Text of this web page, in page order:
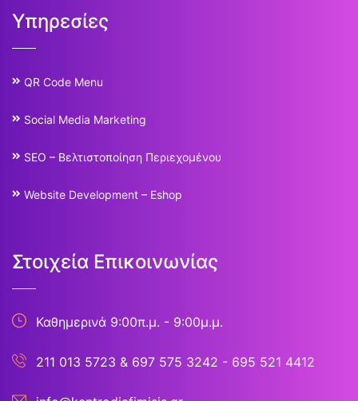
Υπηρεσίες
QR Code Menu
Social Media Marketing
SEO – Βελτιστοποίηση Περιεχομένου
Website Development – Eshop
Στοιχεία Επικοινωνίας
Καθημερινά 9:00π.μ. - 9:00μ.μ.
211 013 5723 & 697 575 3242 - 695 521 4412